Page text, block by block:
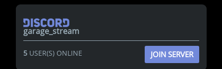
garage_stream
5USER(S) ONLINE JOIN SERVER